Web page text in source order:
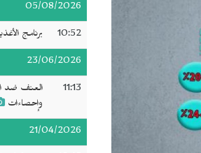
05/08/2026
10:52 برنامج
23/06/2026
11:13
العنف ضد
وإحصاءات
21/04/2026